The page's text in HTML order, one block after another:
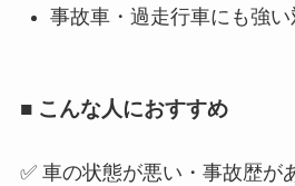
事故車・過走行車にも強い
■ こんな人におすすめ
✅ 車の状態が悪い・事故歴が